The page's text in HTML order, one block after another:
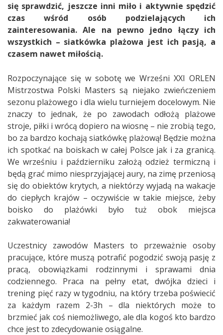
się sprawdzić, jeszcze inni miło i aktywnie spędzić
czas wśród osób podzielających ich
zainteresowania. Ale na pewno jedno łączy ich
wszystkich – siatkówka plażowa jest ich pasją, a
czasem nawet miłością.
Rozpoczynające się w sobotę we Wrześni XXI ORLEN
Mistrzostwa Polski Masters są niejako zwieńczeniem
sezonu plażowego i dla wielu turniejem docelowym. Nie
znaczy to jednak, że po zawodach odłożą plażowe
stroje, piłki i wrócą dopiero na wiosnę – nie zrobią tego,
bo za bardzo kochają siatkówkę plażową! Będzie można
ich spotkać na boiskach w całej Polsce jak i za granicą.
We wrześniu i październiku założą odzież termiczną i
będą grać mimo niesprzyjającej aury, na zimę przeniosą
się do obiektów krytych, a niektórzy wyjadą na wakacje
do ciepłych krajów – oczywiście w takie miejsce, żeby
boisko do plażówki było tuż obok miejsca
zakwaterowania!
Uczestnicy zawodów Masters to przeważnie osoby
pracujące, które muszą potrafić pogodzić swoją pasję z
pracą, obowiązkami rodzinnymi i sprawami dnia
codziennego. Praca na pełny etat, dwójka dzieci i
trening pięć razy w tygodniu, na który trzeba poświecić
za każdym razem 2-3h – dla niektórych może to
brzmieć jak coś niemożliwego, ale dla kogoś kto bardzo
chce jest to zdecydowanie osiągalne.